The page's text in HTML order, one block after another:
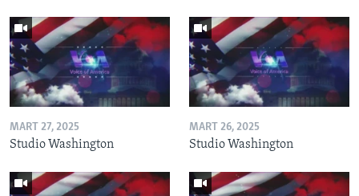
MART 27, 2025
Studio Washington
MART 26, 2025
Studio Washington